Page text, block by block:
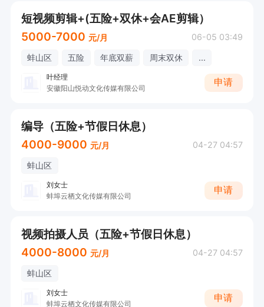
短视频剪辑+(五险+双休+会AE剪辑）
5000-7000 元/月 06-05 03:49
蚌山区 五险 年底双薪 周末双休 ...
叶经理
安徽阳山悦动文化传媒有限公司
申请
编导（五险+节假日休息）
4000-9000 元/月 04-27 04:57
蚌山区
刘女士
蚌埠云栖文化传媒有限公司
申请
视频拍摄人员（五险+节假日休息）
4000-8000 元/月 04-27 04:57
蚌山区
刘女士
蚌埠云栖文化传媒有限公司
申请